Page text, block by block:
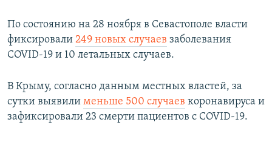
По состоянию на 28 ноября в Севастополе власти
фиксировали 249 новых случаев заболевания
COVID-19 и 10 летальных случаев.
В Крыму, согласно данным местных властей, за
сутки выявили меньше 500 случаев коронавируса и
зафиксировали 23 смерти пациентов с COVID-19.